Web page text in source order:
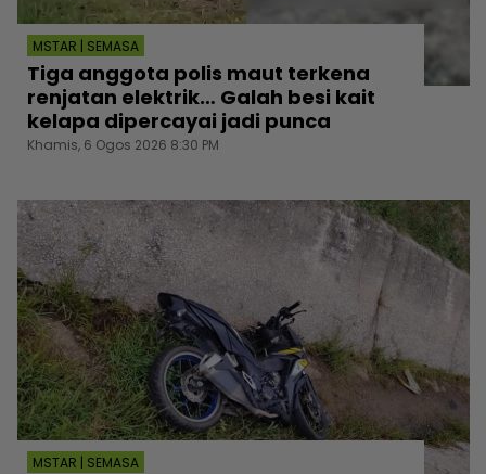
MSTAR | SEMASA
Tiga anggota polis maut terkena
renjatan elektrik… Galah besi kait
kelapa dipercayai jadi punca
Khamis, 6 Ogos 2026 8:30 PM
MSTAR | SEMASA